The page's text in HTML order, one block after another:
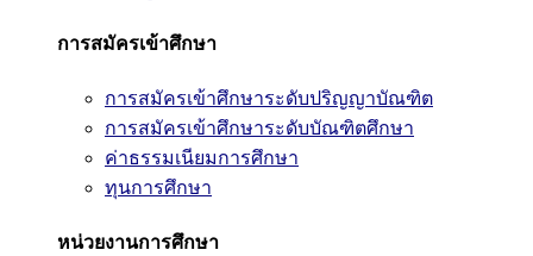
การสมัครเข้าศึกษา
การสมัครเข้าศึกษาระดับปริญญาบัณฑิต
การสมัครเข้าศึกษาระดับบัณฑิตศึกษา
ค่าธรรมเนียมการศึกษา
ทุนการศึกษา
หน่วยงานการศึกษา